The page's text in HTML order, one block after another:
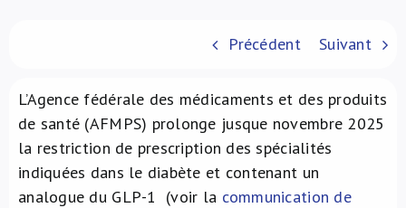
NL
Précédent Suivant
L’Agence fédérale des médicaments et des produits
de santé (AFMPS) prolonge jusque novembre 2025
la restriction de prescription des spécialités
indiquées dans le diabète et contenant un
analogue du GLP-1 (voir la communication de